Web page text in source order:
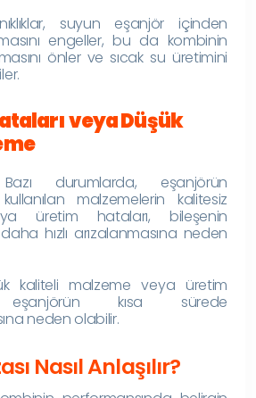
suyun eşanjör içinden
engeller, bu da kombinin
önler ve sıcak su üretimini
veya Düşük
durumlarda, eşanjörün
malzemelerin kalitesiz
üretim hataları, bileşenin
hızlı arızalanmasına neden
kaliteli malzeme veya üretim
eşanjörün kısa sürede
neden olabilir.
Nasıl Anlaşılır?